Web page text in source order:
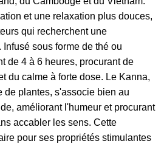
et une relaxation plus douces,
qui recherchent une
sous forme de thé ou
de 4 à 6 heures, procurant de
du calme à forte dose. Le Kanna,
de plantes, s'associe bien au
améliorant l'humeur et procurant
accabler les sens. Cette
pour ses propriétés stimulantes